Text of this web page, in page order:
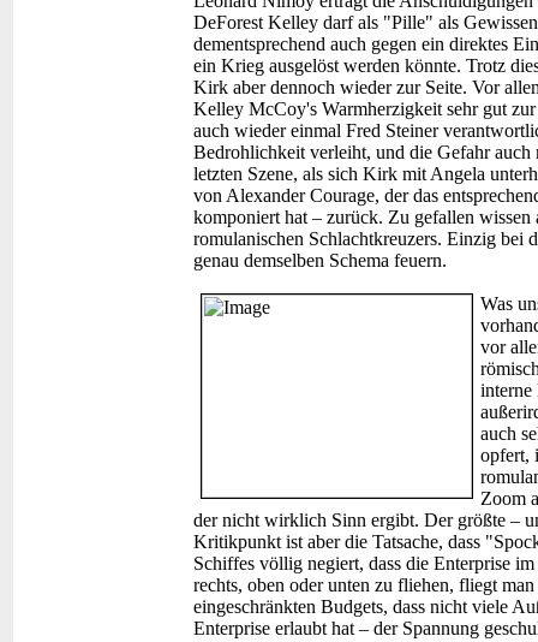
DeForest Kelley darf als "Pille" als
dementsprechend auch gegen ein direktes
ein Krieg ausgelöst werden könnte. Trotz
Kirk aber dennoch wieder zur Seite. Vor
Kelley McCoy's Warmherzigkeit sehr gut
auch wieder einmal Fred Steiner
Bedrohlichkeit verleiht, und die Gefahr
letzten Szene, als sich Kirk mit Angela
von Alexander Courage, der das
komponiert hat – zurück. Zu gefallen
romulanischen Schlachtkreuzers. Einzig bei
genau demselben Schema feuern.
Was
vor
interne
auch
opfert,
Zoom
der nicht wirklich Sinn ergibt. Der größte –
Kritikpunkt ist aber die Tatsache, dass
Schiffes völlig negiert, dass die Enterprise
rechts, oben oder unten zu fliehen, fliegt
eingeschränkten Budgets, dass nicht viele
Enterprise erlaubt hat – der Spannung